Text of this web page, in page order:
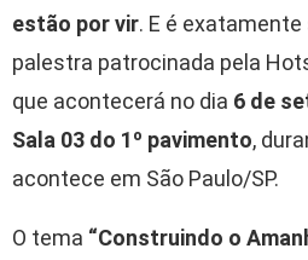
estão por vir. E é
palestra patrocinada pela
que acontecerá no dia 6 de
Sala 03 do 1º pavimento,
acontece em São Paulo/SP.
O tema “Construindo o